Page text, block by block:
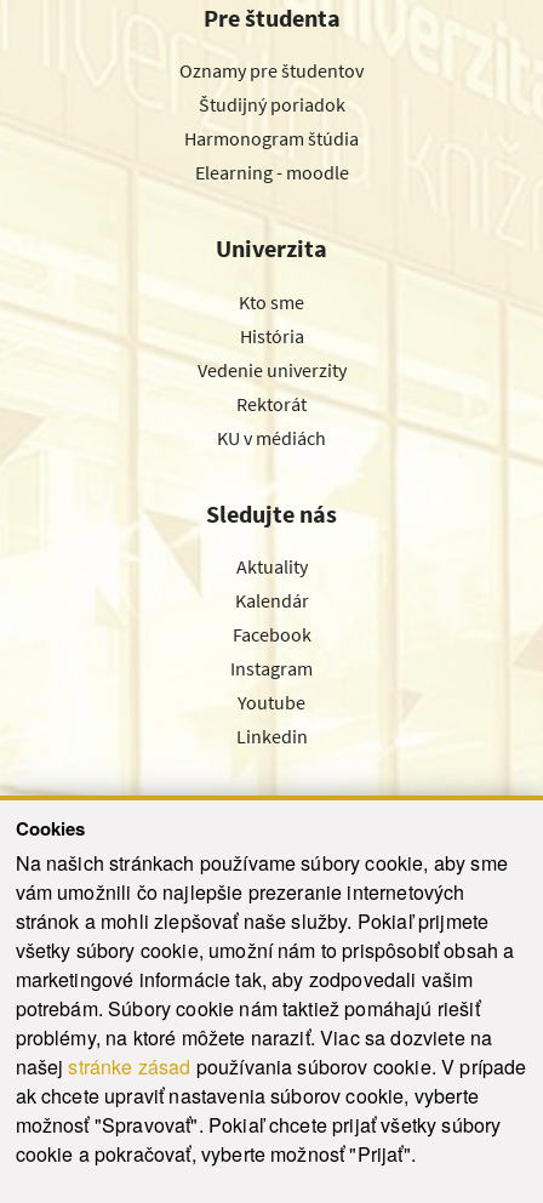
Cookies
Na našich stránkach používame súbory cookie, aby sme
vám umožnili čo najlepšie prezeranie internetových
stránok a mohli zlepšovať naše služby. Pokiaľ prijmete
všetky súbory cookie, umožní nám to prispôsobiť obsah a
marketingové informácie tak, aby zodpovedali vašim
potrebám. Súbory cookie nám taktiež pomáhajú riešiť
problémy, na ktoré môžete naraziť. Viac sa dozviete na
našejstránke zásad používania súborov cookie. V prípade
ak chcete upraviť nastavenia súborov cookie, vyberte
možnosť "Spravovať". Pokiaľ chcete prijať všetky súbory
cookie a pokračovať, vyberte možnosť "Prijať".
Pre študenta
Oznamy pre študentov
Študijný poriadok
Harmonogram štúdia
Elearning - moodle
Univerzita
Kto sme
História
Vedenie univerzity
Rektorát
KU v médiách
Sledujte nás
Aktuality
Kalendár
Facebook
Instagram
Youtube
Linkedin
Odoslať
© 2021-2026 ku.sk. Všetky práva vyhradené. | Ochrana osobných údajov
Vyhlásenie o prístupnosti |
Admin
This site is protected by reCAPTCHA and the Google Privacy Policy and Terms of
Service
apply.